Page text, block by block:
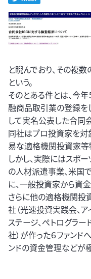
と睨んでおり、その複
という。
そのとある件とは、今
融商品取引業の登録を
して実名公表した合同会
同社はプロ投資家を対
易な適格機関投資家等
しかし、実際にはスポ
の人材派遣事業、米国
に、一般投資家から資
さらに他の適格機関投
社（光速投資実践会、ア
ステージ、ぺトログラー
社）が作った６ファンド
ンドの資金管理などが